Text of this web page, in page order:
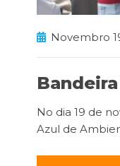
Novembro
No dia 19 de
Azul de